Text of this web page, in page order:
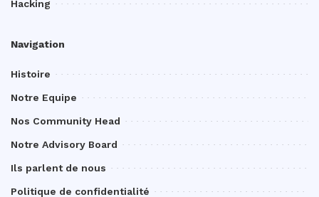
Hacking
Navigation
Histoire
Notre Equipe
Nos Community Head
Notre Advisory Board
Ils parlent de nous
Politique de confidentialité